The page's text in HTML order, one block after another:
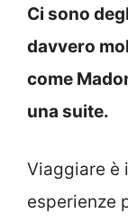
Ci sono
davvero
come
una suite.
Viaggiare è
esperienze